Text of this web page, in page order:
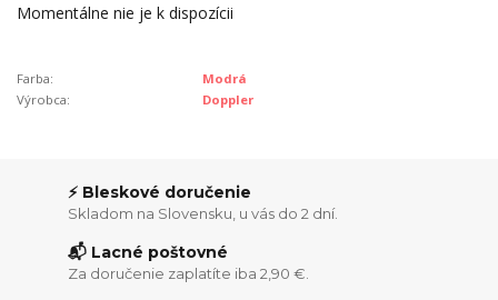
Momentálne nie je k dispozícii
Farba:
Modrá
Výrobca:
Doppler
⚡ Bleskové doručenie
Skladom na Slovensku, u vás do 2 dní.
📬 Lacné poštovné
Za doručenie zaplatíte iba 2,90 €.